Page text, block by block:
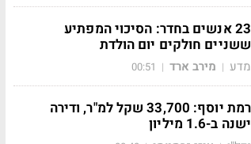
23 אנשים בחדר: הסיכוי המפתיע
ששניים חולקים יום הולדת
מדע | מירב ארד |
00:51
רמת יוסף: 33,700 שקל למ"ר, ודירה
ישנה ב-1.6 מיליון